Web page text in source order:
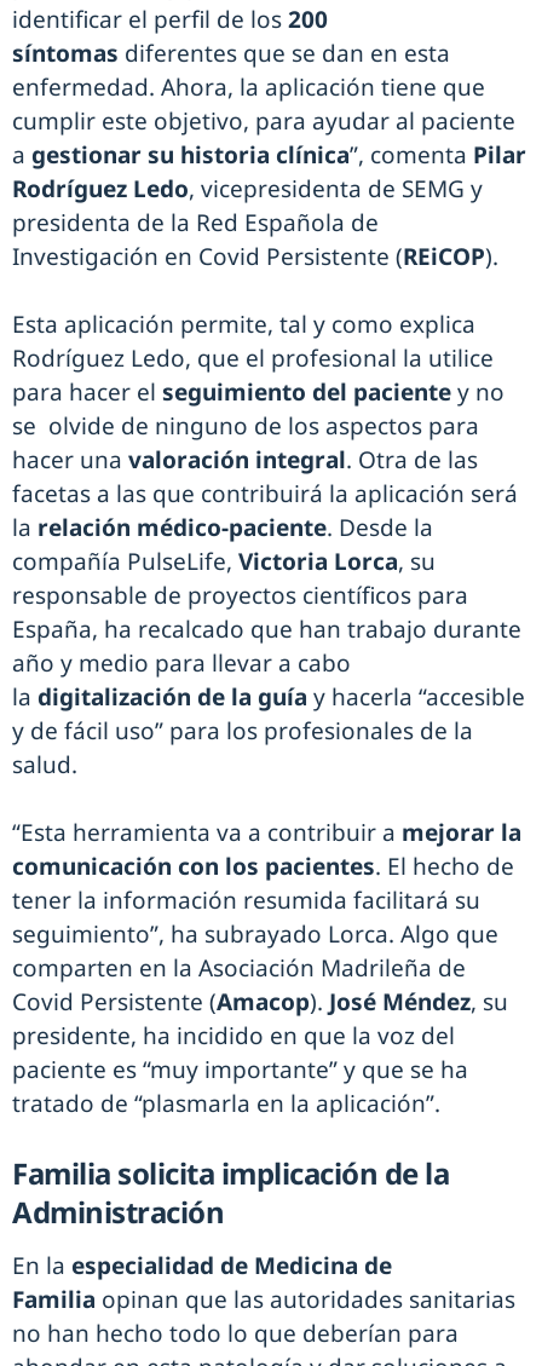
identificar el perfil de los200
síntomas diferentes que se dan en esta
enfermedad. Ahora, la aplicación tiene que
cumplir este objetivo, para ayudar al paciente
a gestionar su historia clínica”, comenta Pilar
Rodríguez Ledo, vicepresidenta de SEMG y
presidenta de la Red Española de
Investigación en Covid Persistente (REiCOP).
Esta aplicación permite, tal y como explica
Rodríguez Ledo, que el profesional la utilice
para hacer el seguimiento del pacientey no
se olvide de ninguno de los aspectos para
hacer una valoración integral. Otra de las
facetas a las que contribuirá la aplicación será
la relación médico-paciente. Desde la
compañía PulseLife, Victoria Lorca, su
responsable de proyectos científicos para
España, ha recalcado que han trabajo durante
año y medio para llevar a cabo
la digitalización de la guía y hacerla “accesible
y de fácil uso” para los profesionales de la
salud.
“Esta herramienta va a contribuir a mejorar la
comunicación con los pacientes. El hecho de
tener la información resumida facilitará su
seguimiento”, ha subrayado Lorca. Algo que
comparten en la Asociación Madrileña de
Covid Persistente (Amacop). José Méndez, su
presidente, ha incidido en que la voz del
paciente es “muy importante” y que se ha
tratado de “plasmarla en la aplicación”.
Familia solicita implicación de la
Administración
En la especialidad de Medicina de
Familia opinan que las autoridades sanitarias
no han hecho todo lo que deberían para